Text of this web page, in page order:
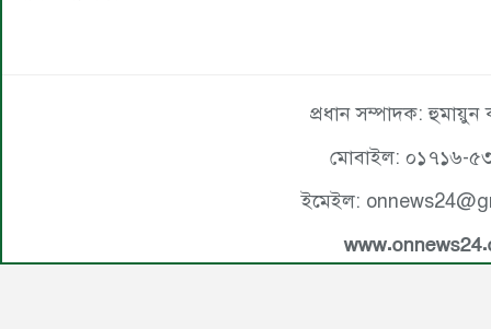
প্রধান সম্পাদক: হুমায়ুন
মোবাইল: ০১৭১৬-
ইমেইল: